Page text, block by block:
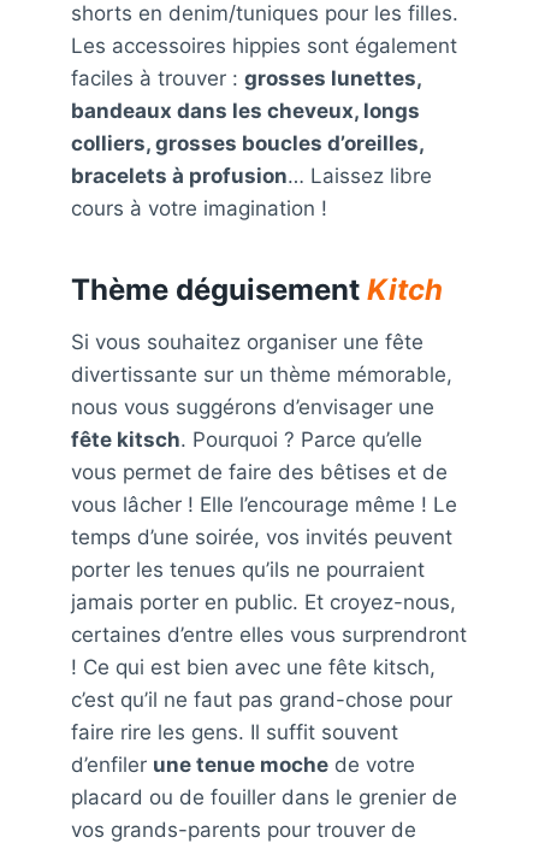
shorts en denim/tuniques pour les filles.
Les accessoires hippies sont également
faciles à trouver : grosses lunettes,
bandeaux dans les cheveux, longs
colliers, grosses boucles d’oreilles,
bracelets à profusion… Laissez libre
cours à votre imagination !
Thème déguisement Kitch
Si vous souhaitez organiser une fête
divertissante sur un thème mémorable,
nous vous suggérons d’envisager une
fête kitsch. Pourquoi ? Parce qu’elle
vous permet de faire des bêtises et de
vous lâcher ! Elle l’encourage même ! Le
temps d’une soirée, vos invités peuvent
porter les tenues qu’ils ne pourraient
jamais porter en public. Et croyez-nous,
certaines d’entre elles vous surprendront
! Ce qui est bien avec une fête kitsch,
c’est qu’il ne faut pas grand-chose pour
faire rire les gens. Il suffit souvent
d’enfiler une tenue moche de votre
placard ou de fouiller dans le grenier de
vos grands-parents pour trouver de